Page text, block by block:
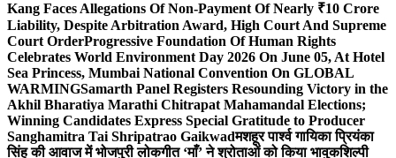
Kang Faces Allegations Of Non-Payment Of Nearly ₹10 Crore
Liability, Despite Arbitration Award, High Court And Supreme
Court OrderProgressive Foundation Of Human Rights
Celebrates World Environment Day 2026 On June 05, At Hotel
Sea Princess, Mumbai National Convention On GLOBAL
WARMINGSamarth Panel Registers Resounding Victory in the
Akhil Bharatiya Marathi Chitrapat Mahamandal Elections;
Winning Candidates Express Special Gratitude to Producer
Sanghamitra Tai Shripatrao Gaikwadमशहूर पार्श्व गायिका प्रियंका
सिंह की आवाज में भोजपुरी लोकगीत ‘माँ’ ने श्रोताओं को किया भावुकशिल्पी